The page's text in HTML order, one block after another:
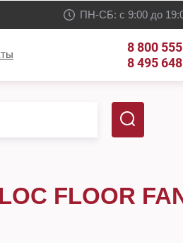
ПН-СБ: с 9:00 до
8 800
8 495
FLOOR